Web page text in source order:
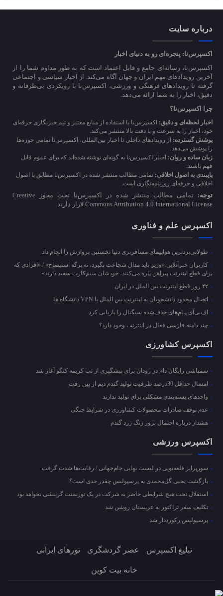
درباره سایت
اکسپرس‌نا: پنجره‌ای رو به دنیای اخبار
اکسپرس‌نا، رسانه‌ای جامع و قابل اعتماد است که به طور مداوم شما را از
آخرین رویدادهای مهم ایران و جهان آگاه می‌کند. از اخبار سیاسی و اجتماعی
گرفته تا رویدادهای فرهنگی و ورزشی، اکسپرس‌نا با رویکردی بی‌طرفانه و
دقیق، اخبار را به شما ارائه می‌دهد.
چرا اکسپرس‌نا؟
اخبار لحظه‌ای و دقیق: اکسپرس‌نا با استفاده از منابع معتبر و تیم خبرنگاری حرفه‌ای
خود، اخبار را به سرعت و با دقت بالا منتشر می‌کند.
پوشش گسترده: از رویدادهای داخلی تا اخبار بین‌المللی، اکسپرس‌نا تمامی حوزه‌ها
را پوشش می‌دهد.
زبان ساده و روان: اخبار اکسپرس‌نا به گونه‌ای نوشته شده‌اند که برای عموم قابل
فهم باشند.
پایبندی به اصول اخلاقی: تمامی مطالب منتشر شده در اکسپرس‌نا مطابق با اصول
اخلاقی و حرفه‌ای روزنامه‌نگاری است.
توجه:
تمامی مطالب منتشر شده در اکسپرس‌نا تحت مجوز Creative
Commons Attribution 4.0 International License قرار دارند.
اکسپرس علم و فناوری
طولانی‌بردترین هواپیمای مسافربری دنیا نخستین پروازش را انجام داد
کاربران خبرآنلاین:«وزیر باید مدال شجاعت بگیرد، نه برگه استیضاح» / «افرادی که
برای قطع اینترنت پیراهن پاره می‌کنند، خودشان سیم‌کارت سفید دارند»
۴۲ روز قطع اینترنت بین الملل در ایران
اتصال محدود دانشجویان به اینترنت بین الملل با VPN دانشگاه ها
اف‌بی‌آی پیام‌های حذف‌شده سیگنال را بازیابی کرد
چند دامنه فارسی فعال در اینترنت وجود دارد؟
اکسپرس کشاورزی
سمپاشی رایگان دام در رودان برای پیشگیری از تب کریمه کنگو آغاز شد
امسال حداقل 30درصد ظرفیت تولید گندم دیم از بین رفت
واحد‌های بسته‌بندی مشکلی برای تولید ندارند
عدم توقف صادرات محصولات کشاورزی در شرایط جنگی
هشدار درباره احتمال بروز زنگ زرد گندم
اکسپرس ورزشی
سورپرایز قلعه‌نویی در لیست نهایی جام‌جهانی / رقابت‌ها شدت گرفت
بازگشت یحیی گل‌محمدی به پرسپولیس چقدر جدی است؟
استقلال تحت هیچ شرایطی حاضر به شرکت در یک تورنمنت گزینشی نخواهد بود
تکلیف سفر تراکتور به عربستان روشن شد
پرسپولیس رکورددار شد
تبلیغ اکسپرس عصر گردشگری تورهای ایرانی
خانه بیت کوین